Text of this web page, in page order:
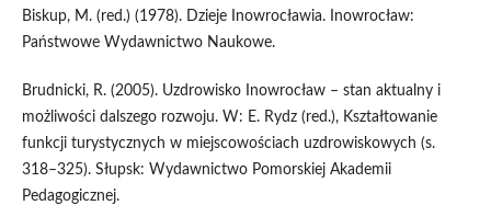
Biskup, M. (red.) (1978). Dzieje Inowrocławia. Inowrocław:
Państwowe Wydawnictwo Naukowe.
Brudnicki, R. (2005). Uzdrowisko Inowrocław – stan aktualny i
możliwości dalszego rozwoju. W: E. Rydz (red.), Kształtowanie
funkcji turystycznych w miejscowościach uzdrowiskowych (s.
318–325). Słupsk: Wydawnictwo Pomorskiej Akademii
Pedagogicznej.